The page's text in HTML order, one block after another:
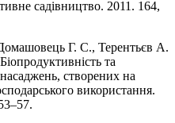
садівництво. 2011. 164,
Г. С., Терентьєв А.
та
створених на
використання.